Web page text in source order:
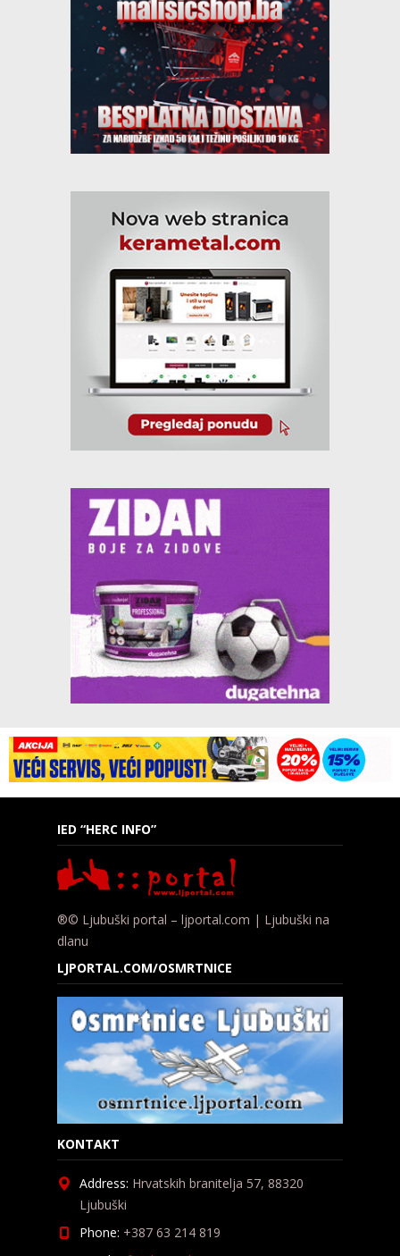
IED “HERC INFO”
®© Ljubuški portal – ljportal.com | Ljubuški na
dlanu
LJPORTAL.COM/OSMRTNICE
KONTAKT
Address: Hrvatskih branitelja 57, 88320
Ljubuški
Phone: +387 63 214 819